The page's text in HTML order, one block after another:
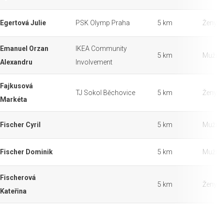
Egertová Julie PSK Olymp Praha 5 km Ženy
Emanuel Orzan
Alexandru
IKEA Community
Involvement
5 km Muži
Fajkusová
Markéta
TJ Sokol Běchovice 5 km Ženy
Fischer Cyril 5 km Muži
Fischer Dominik 5 km Muži
Fischerová
Kateřina
5 km Ženy